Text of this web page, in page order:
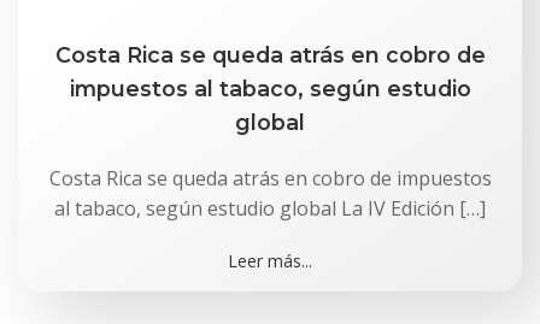
Costa Rica se queda atrás en cobro de
impuestos al tabaco, según estudio
global
Costa Rica se queda atrás en cobro de impuestos
al tabaco, según estudio global La IV Edición […]
Leer más...